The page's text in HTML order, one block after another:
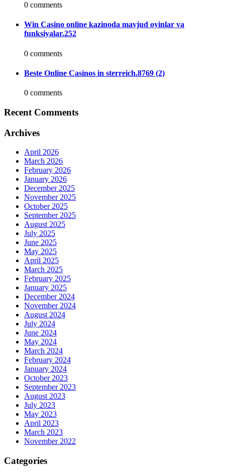
0 comments
Win Casino online kazinoda mavjud oyinlar va
funksiyalar.252
0 comments
Beste Online Casinos in sterreich.8769 (2)
0 comments
Recent Comments
Archives
April 2026
March 2026
February 2026
January 2026
December 2025
November 2025
October 2025
September 2025
August 2025
July 2025
June 2025
May 2025
April 2025
March 2025
February 2025
January 2025
December 2024
November 2024
August 2024
July 2024
June 2024
May 2024
March 2024
February 2024
January 2024
October 2023
September 2023
August 2023
July 2023
May 2023
April 2023
March 2023
November 2022
Categories